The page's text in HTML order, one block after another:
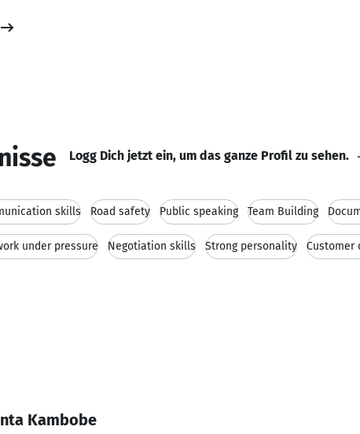
Logg Dich jetzt ein, um das ganze Profil zu sehen.
skills Road safety Public speaking Team Building
under pressure Negotiation skills Strong personality Customer
Kambobe